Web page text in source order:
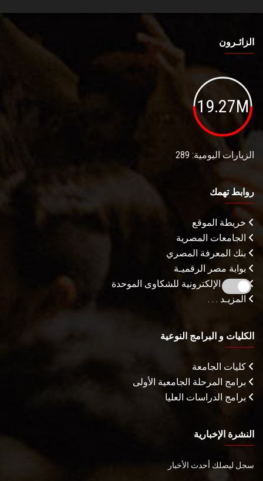
الزائـرون
19.27M
الزيارات اليومية: 289
روابط تهمك
خريطة الموقع
الجامعات المصرية
بنك المعرفة المصري
بوابة مصر الرقميـة
البوابة الإلكترونية للشكاوى الموحدة
المزيـد . . .
الكليات و البرامج النوعية
كليات الجامعة
برامج المرحلة الجامعية الأولى
برامج الدراسات العليا
النشرة الإخبارية
سجل ليصلك أحدث الأخبار